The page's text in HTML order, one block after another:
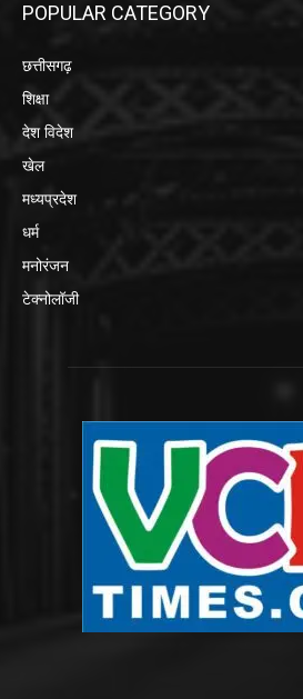
POPULAR CATEGORY
छत्तीसगढ़
शिक्षा
देश विदेश
खेल
मध्यप्रदेश
धर्म
मनोरंजन
टेक्नोलॉजी